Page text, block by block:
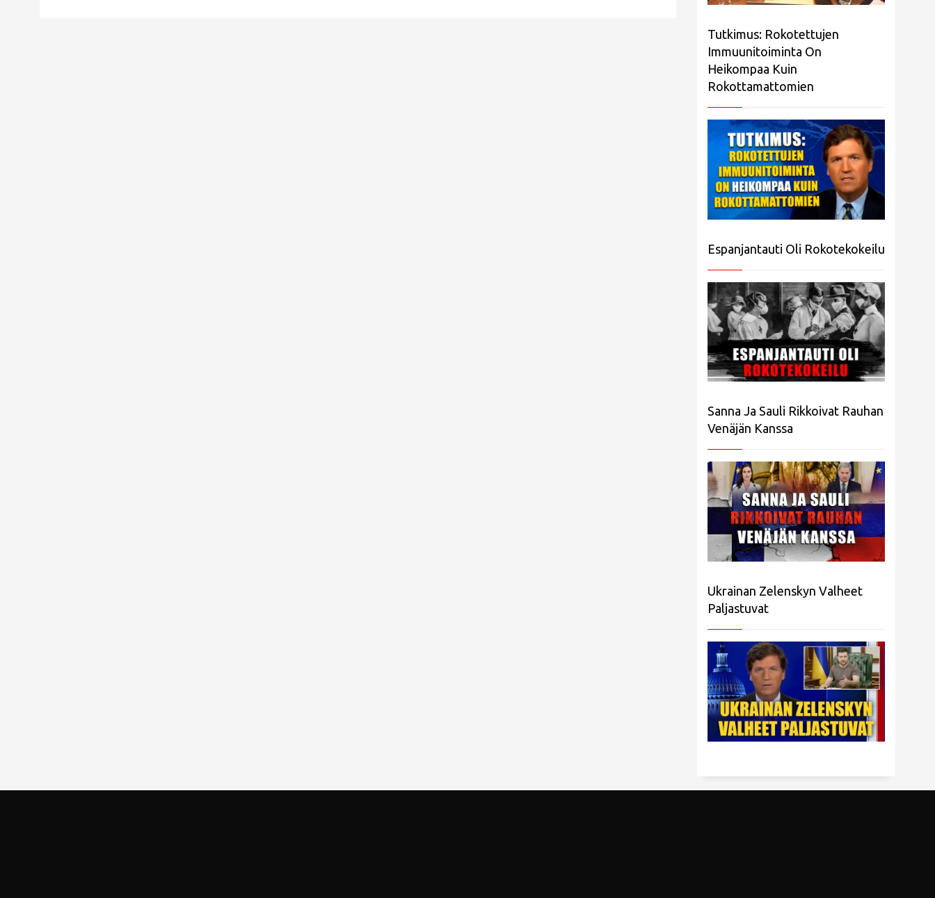
Tutkimus: Rokotettujen
Immuunitoiminta On
Heikompaa Kuin
Rokottamattomien
Espanjantauti Oli Rokotekokeilu
Sanna Ja Sauli Rikkoivat Rauhan
Venäjän Kanssa
Ukrainan Zelenskyn Valheet
Paljastuvat